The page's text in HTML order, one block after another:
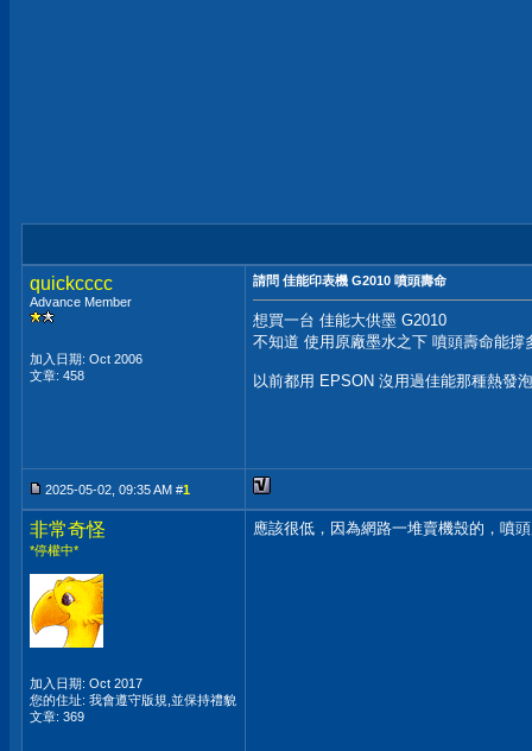
quickcccc
Advance Member
加入日期: Oct 2006
文章: 458
請問 佳能印表機 G2010 噴頭壽命
想買一台 佳能大供墨 G2010
不知道 使用原廠墨水之下 噴頭壽命能
以前都用 EPSON 沒用過佳能那種熱發
2025-05-02, 09:35 AM #1
非常奇怪
*停權中*
加入日期: Oct 2017
您的住址: 我會遵守版規,並保持禮貌
文章: 369
應該很低，因為網路一堆賣機殼的，噴